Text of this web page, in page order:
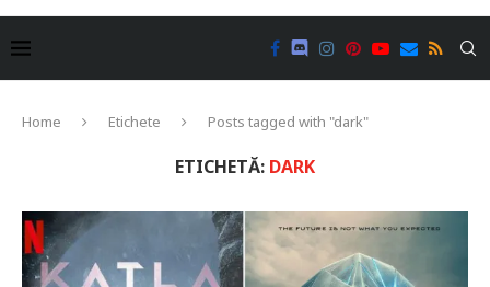
Home Etichete Posts tagged with "dark"
ETICHETĂ: DARK